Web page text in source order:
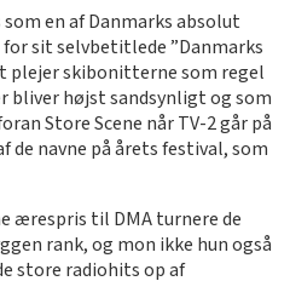
en af Danmarks absolut
sit selvbetitlede ”Danmarks
plejer skibonitterne som regel
bliver højst sandsynligt og som
Store Scene når TV-2 går på
de navne på årets festival, som
ærespris til DMA turnere de
rank, og mon ikke hun også
store radiohits op af